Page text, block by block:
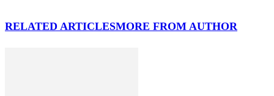
RELATED ARTICLESMORE FROM AUTHOR